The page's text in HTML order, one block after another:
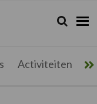
Zoeken...
Zoek
Activiteiten